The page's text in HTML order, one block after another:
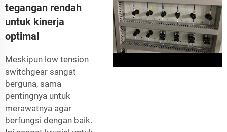
tegangan rendah
untuk kinerja
optimal
Meskipun low tension
switchgear sangat
berguna, sama
pentingnya untuk
merawatnya agar
berfungsi dengan baik.